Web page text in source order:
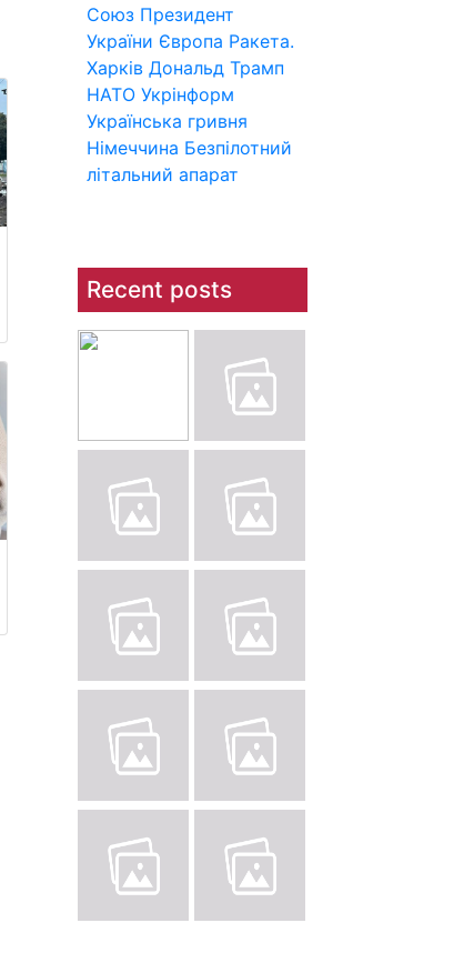
Союз Президент
України Європа Ракета.
Харків Дональд Трамп
НАТО Укрінформ
Українська гривня
Німеччина Безпілотний
літальний апарат
Recent posts